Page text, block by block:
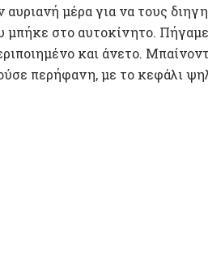
μέρα για να τους
μπήκε στο αυτοκίνητο.
και άνετο.
περήφανη, με το κεφάλι